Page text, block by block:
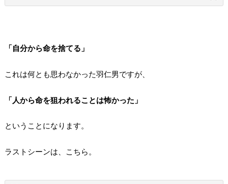
「自分から命を捨てる」
これは何とも思わなかった羽仁男ですが、
「人から命を狙われることは怖かった」
ということになります。
ラストシーンは、こちら。